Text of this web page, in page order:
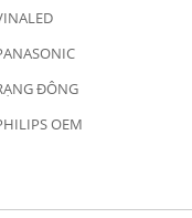
ĐÔNG
OEM